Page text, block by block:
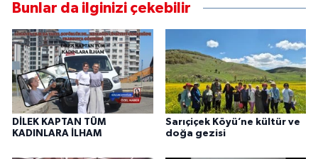
Bunlar da ilginizi çekebilir
DİLEK KAPTAN TÜM
KADINLARA İLHAM
Sarıçiçek Köyü’ne kültür ve
doğa gezisi